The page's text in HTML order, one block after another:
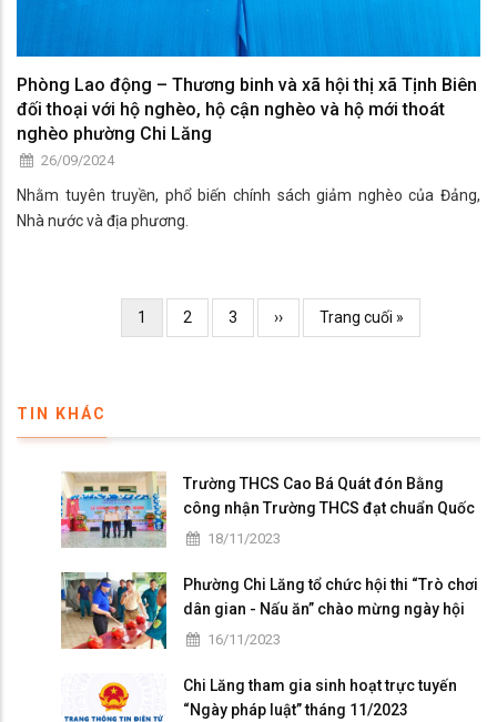
Phòng Lao động – Thương binh và xã hội thị xã Tịnh Biên
đối thoại với hộ nghèo, hộ cận nghèo và hộ mới thoát
nghèo phường Chi Lăng
26/09/2024
Nhằm tuyên truyền, phổ biến chính sách giảm nghèo của Đảng,
Nhà nước và địa phương.
Current
page
1 Page
2 Page
3
Trang
kế
››
Trang
cuối
Trang cuối »
TIN KHÁC
Trường THCS Cao Bá Quát đón Bằng
công nhận Trường THCS đạt chuẩn Quốc
gia mức độ I và họp mặt kỷ niệm 41 năm
18/11/2023
Phường Chi Lăng tổ chức hội thi “Trò chơi
dân gian - Nấu ăn” chào mừng ngày hội
Đại đoàn kết toàn dân tộc
16/11/2023
Chi Lăng tham gia sinh hoạt trực tuyến
“Ngày pháp luật” tháng 11/2023